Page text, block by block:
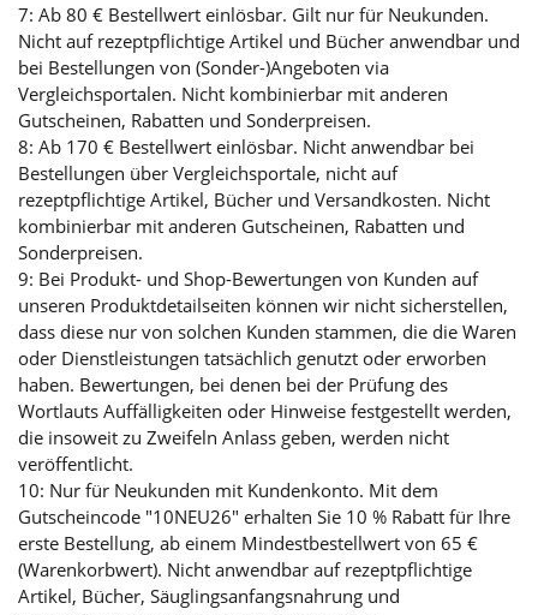
7: Ab 80 € Bestellwert einlösbar. Gilt nur für Neukunden.
Nicht auf rezeptpflichtige Artikel und Bücher anwendbar und
bei Bestellungen von (Sonder-)Angeboten via
Vergleichsportalen. Nicht kombinierbar mit anderen
Gutscheinen, Rabatten und Sonderpreisen.
8: Ab 170 € Bestellwert einlösbar. Nicht anwendbar bei
Bestellungen über Vergleichsportale, nicht auf
rezeptpflichtige Artikel, Bücher und Versandkosten. Nicht
kombinierbar mit anderen Gutscheinen, Rabatten und
Sonderpreisen.
9: Bei Produkt- und Shop-Bewertungen von Kunden auf
unseren Produktdetailseiten können wir nicht sicherstellen,
dass diese nur von solchen Kunden stammen, die die Waren
oder Dienstleistungen tatsächlich genutzt oder erworben
haben. Bewertungen, bei denen bei der Prüfung des
Wortlauts Auffälligkeiten oder Hinweise festgestellt werden,
die insoweit zu Zweifeln Anlass geben, werden nicht
veröffentlicht.
10: Nur für Neukunden mit Kundenkonto. Mit dem
Gutscheincode "10NEU26" erhalten Sie 10 % Rabatt für Ihre
erste Bestellung, ab einem Mindestbestellwert von 65 €
(Warenkorbwert). Nicht anwendbar auf rezeptpflichtige
Artikel, Bücher, Säuglingsanfangsnahrung und